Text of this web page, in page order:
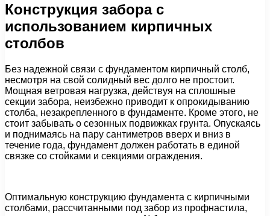
Конструкция забора с
использованием кирпичных
столбов
Без надежной связи с фундаментом кирпичный столб,
несмотря на свой солидный вес долго не простоит.
Мощная ветровая нагрузка, действуя на сплошные
секции забора, неизбежно приводит к опрокидыванию
столба, незакрепленного в фундаменте. Кроме этого, не
стоит забывать о сезонных подвижках грунта. Опускаясь
и поднимаясь на пару сантиметров вверх и вниз в
течение года, фундамент должен работать в единой
связке со стойками и секциями ограждения.
Оптимальную конструкцию фундамента с кирпичными
столбами, рассчитанными под забор из профнастила,